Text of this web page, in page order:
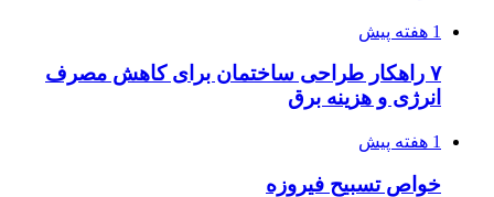
1 هفته پیش
۷ راهکار طراحی ساختمان برای کاهش مصرف
انرژی و هزینه برق
1 هفته پیش
خواص تسبیح فیروزه